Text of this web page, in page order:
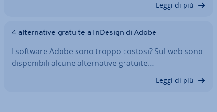
Leggi di più
4 al­ter­na­ti­ve gratuite a InDesign di Adobe
I software Adobe sono troppo costosi? Sul web sono
di­spo­ni­bi­li alcune al­ter­na­ti­ve gratuite…
Leggi di più